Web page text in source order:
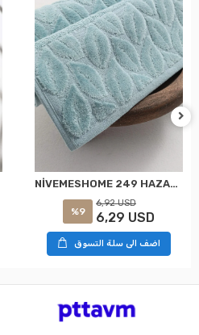
NİVEMESHOME 249 HAZAL YEŞİL JAKARLI HAVLU NURPAK
%9
6,92 USD
6,29 USD
اضف الى سلة التسوق